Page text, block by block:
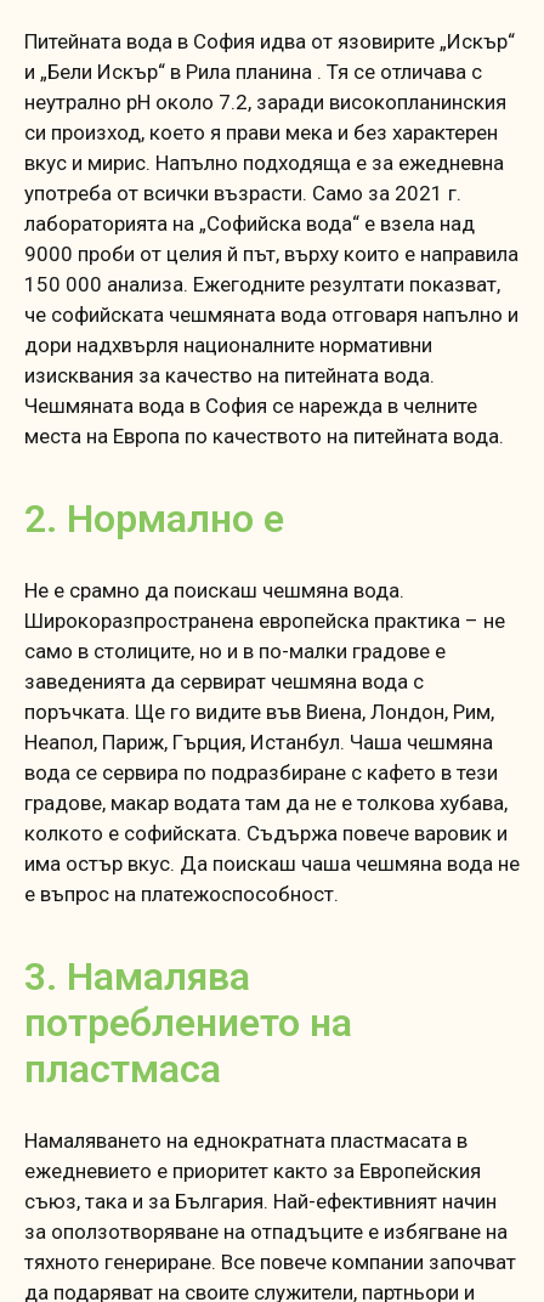
Питейната вода в София идва от язовирите „Искър“
и „Бели Искър“ в Рила планина . Тя се отличава с
неутрално pH около 7.2, заради високопланинския
си произход, което я прави мека и без характерен
вкус и мирис. Напълно подходяща е за ежедневна
употреба от всички възрасти. Само за 2021 г.
лабораторията на „Софийска вода“ е взела над
9000 проби от целия й път, върху които е направила
150 000 анализа. Ежегодните резултати показват,
че софийската чешмяната вода отговаря напълно и
дори надхвърля националните нормативни
изисквания за качество на питейната вода.
Чешмяната вода в София се нарежда в челните
места на Европа по качеството на питейната вода.
2. Нормално е
Не е срамно да поискаш чешмяна вода.
Широкоразпространена европейска практика – не
само в столиците, но и в по-малки градове е
заведенията да сервират чешмяна вода с
поръчката. Ще го видите във Виена, Лондон, Рим,
Неапол, Париж, Гърция, Истанбул. Чаша чешмяна
вода се сервира по подразбиране с кафето в тези
градове, макар водата там да не е толкова хубава,
колкото е софийската. Съдържа повече варовик и
има остър вкус. Да поискаш чаша чешмяна вода не
е въпрос на платежоспособност.
3. Намалява
потреблението на
пластмаса
Намаляването на еднократната пластмасата в
ежедневието е приоритет както за Европейския
съюз, така и за България. Най-ефективният начин
за оползотворяване на отпадъците е избягване на
тяхното генериране. Все повече компании започват
да подаряват на своите служители, партньори и